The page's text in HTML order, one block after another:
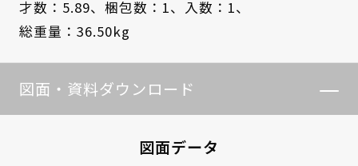
才数：5.89、 梱包数：1、
入数：1、
総重量：36.50kg
図面・資料ダウンロード
図面データ